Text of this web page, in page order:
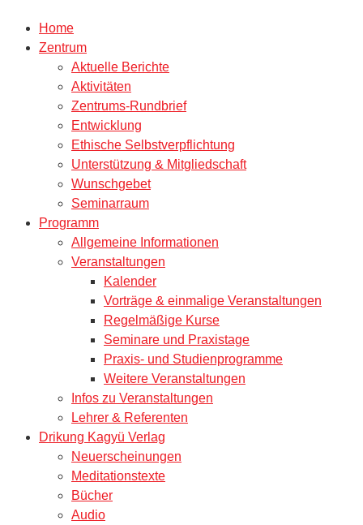
Home
Zentrum
Aktuelle Berichte
Aktivitäten
Zentrums-Rundbrief
Entwicklung
Ethische Selbstverpflichtung
Unterstützung & Mitgliedschaft
Wunschgebet
Seminarraum
Programm
Allgemeine Informationen
Veranstaltungen
Kalender
Vorträge & einmalige Veranstaltungen
Regelmäßige Kurse
Seminare und Praxistage
Praxis- und Studienprogramme
Weitere Veranstaltungen
Infos zu Veranstaltungen
Lehrer & Referenten
Drikung Kagyü Verlag
Neuerscheinungen
Meditationstexte
Bücher
Audio